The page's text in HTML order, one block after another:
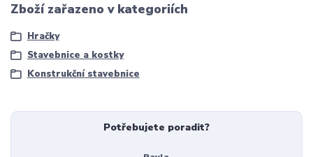
Zboží zařazeno v kategoriích
Hračky
Stavebnice a kostky
Konstrukční stavebnice
Potřebujete poradit?